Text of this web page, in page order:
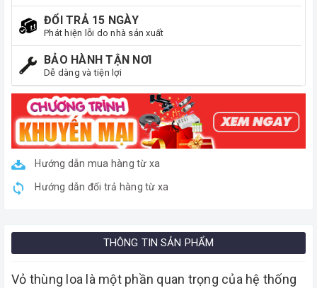
ĐỔI TRẢ 15 NGÀY
Phát hiện lỗi do nhà sản xuất
BẢO HÀNH TẬN NƠI
Dễ dàng và tiện lợi
Hướng dẫn mua hàng từ xa
Hướng dẫn đổi trả hàng từ xa
THÔNG TIN SẢN PHẨM
Vỏ thùng loa là một phần quan trọng của hệ thống